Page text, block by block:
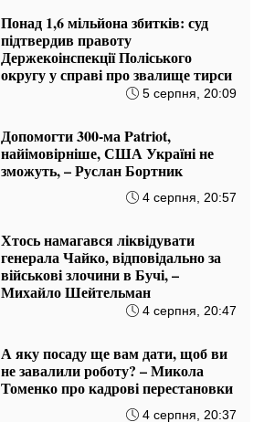
Понад 1,6 мільйона збитків: суд
підтвердив правоту
Держекоінспекції Поліського
округу у справі про звалище тирси
5 серпня, 20:09
Допомогти 300-ма Patriot,
найімовірніше, США Україні не
зможуть, – Руслан Бортник
4 серпня, 20:57
Хтось намагався ліквідувати
генерала Чайко, відповідально за
військові злочини в Бучі, –
Михайло Шейтельман
4 серпня, 20:47
А яку посаду ще вам дати, щоб ви
не завалили роботу? – Микола
Томенко про кадрові перестановки
4 серпня, 20:37